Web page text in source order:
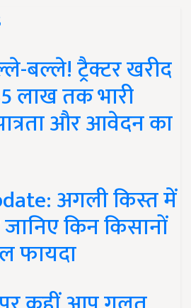
बल्ले! ट्रैक्टर खरीद
लाख तक भारी
और आवेदन का
अगली किस्त में
किन किसानों
फायदा